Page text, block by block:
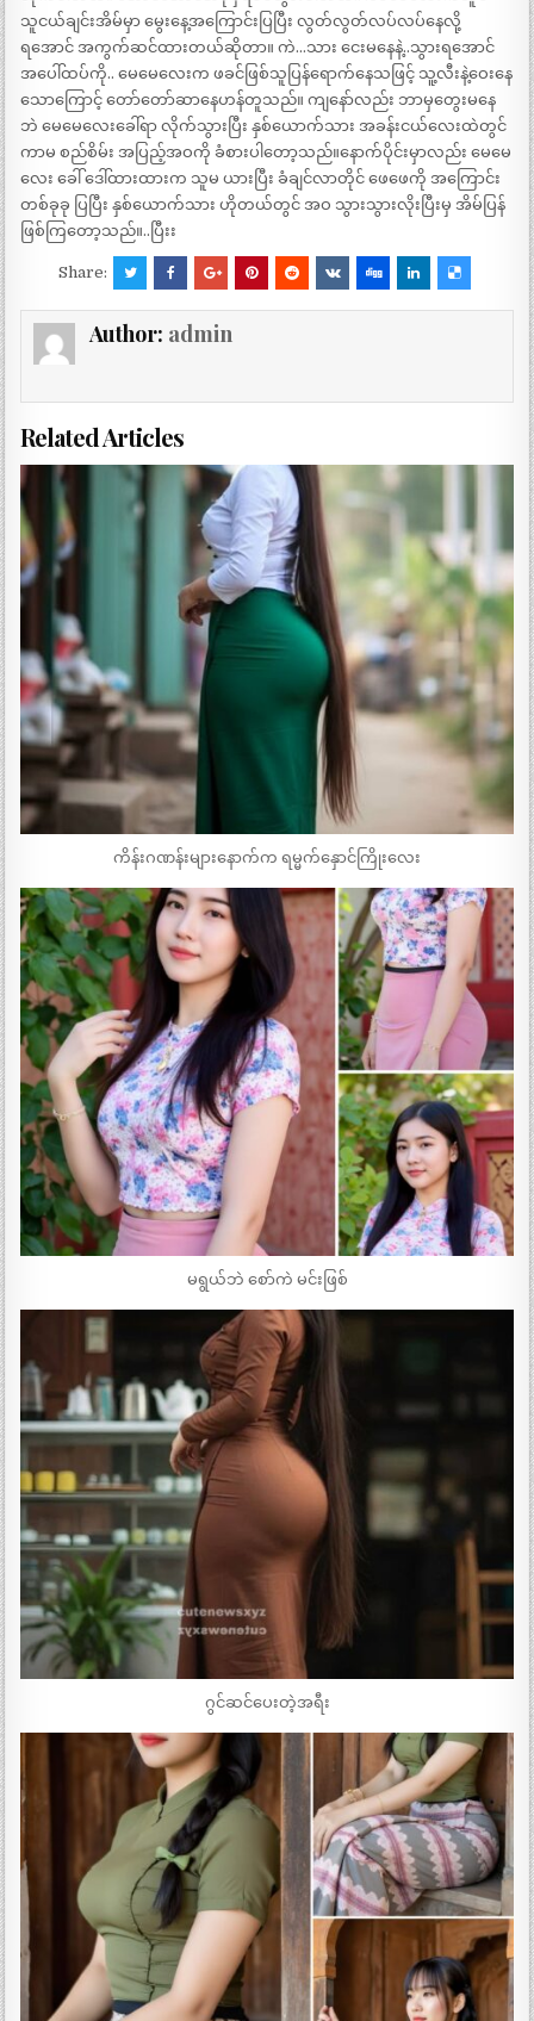
သူငယ်ချင်းအိမ်မှာ မွေးနေ့အကြောင်းပြပြီး လွတ်လွတ်လပ်လပ်နေလို့
ရအောင် အကွက်ဆင်ထားတယ်ဆိုတာ။ ကဲ…သား ငေးမနေနဲ့..သွားရအောင်
အပေါ်ထပ်ကို.. မေမေလေးက ဖခင်ဖြစ်သူပြန်ရောက်နေသဖြင့် သူ့လီးနဲ့ဝေးနေ
သောကြောင့် တော်တော်ဆာနေဟန်တူသည်။ ကျနော်လည်း ဘာမှတွေးမနေ
ဘဲ မေမေလေးခေါ်ရာ လိုက်သွားပြီး နှစ်ယောက်သား အခန်းငယ်လေးထဲတွင်
ကာမ စည်စိမ်း အပြည့်အဝကို ခံစားပါတော့သည်။နောက်ပိုင်းမှာလည်း မေမေ
လေး ခေါ် ဒေါ်ထားထားက သူမ ယားပြီး ခံချင်လာတိုင် ဖေဖေကို အကြောင်း
တစ်ခုခု ပြပြီး နှစ်ယောက်သား ဟိုတယ်တွင် အဝ သွားသွားလိုးပြီးမှ အိမ်ပြန်
ဖြစ်ကြတော့သည်။..ပြီးး
Share:
Author: admin
Related Articles
ကိန်းဂဏန်းများနောက်က ရမ္မက်နှောင်ကြိုးလေး
မရွယ်ဘဲ စော်ကဲ မင်းဖြစ်
ဂွင်ဆင်ပေးတဲ့အရီး